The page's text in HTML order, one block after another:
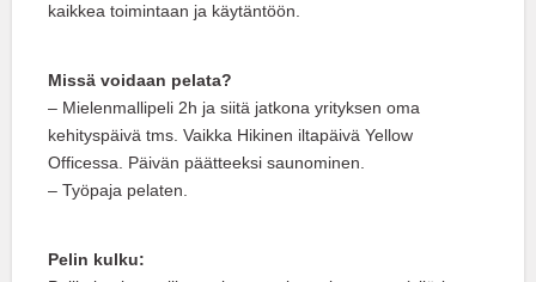
kaikkea toimintaan ja käytäntöön.
Missä voidaan pelata?
– Mielenmallipeli 2h ja siitä jatkona yrityksen oma
kehityspäivä tms. Vaikka Hikinen iltapäivä Yellow
Officessa. Päivän päätteeksi saunominen.
– Työpaja pelaten.
Pelin kulku: